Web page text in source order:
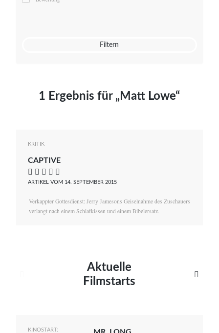
Mato von Vogelstein
Filtern
1 Ergebnis für „Matt Lowe“
KRITIK
CAPTIVE
    
ARTIKEL VOM 14. SEPTEMBER 2015
Verkappter Gottesdienst: Jerry Jamesons Geiselnahme des Zuschauers
verlangt nach einem Schlafkissen und einem Bibelersatz.
Aktuelle
Filmstarts

KINOSTART: